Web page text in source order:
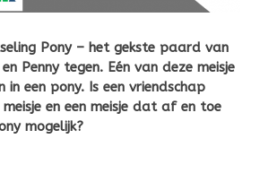
Pony – het gekste paard van
Penny tegen. Eén van deze meisje
een pony. Is een vriendschap
meisje en een meisje dat af en toe
mogelijk?